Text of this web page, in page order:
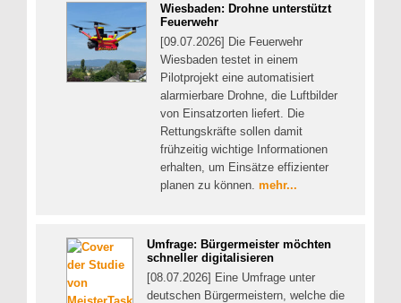
Wiesbaden: Drohne unterstützt
Feuerwehr
[09.07.2026] Die Feuerwehr
Wiesbaden testet in einem
Pilotprojekt eine automatisiert
alarmierbare Drohne, die Luftbilder
von Einsatzorten liefert. Die
Rettungskräfte sollen damit
frühzeitig wichtige Informationen
erhalten, um Einsätze effizienter
planen zu können. mehr...
Umfrage: Bürgermeister möchten
schneller digitalisieren
[08.07.2026] Eine Umfrage unter
deutschen Bürgermeistern, welche die